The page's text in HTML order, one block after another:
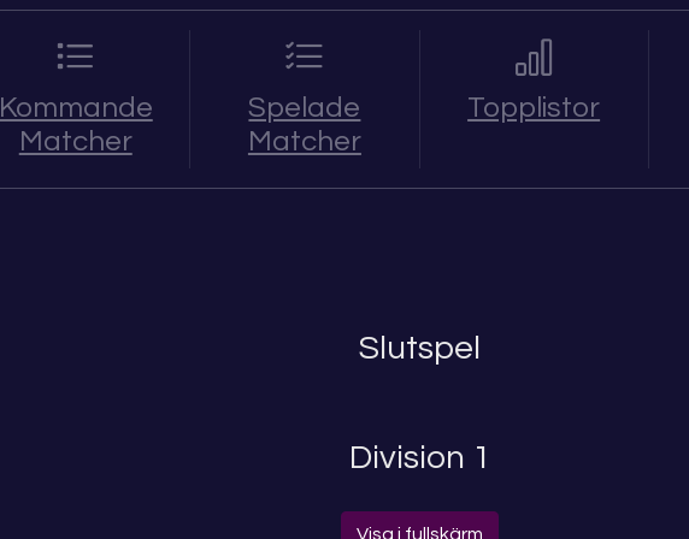
Kommande
Matcher
Spelade
Matcher
Topplistor
Slutspel
Division 1
Visa i fullskärm